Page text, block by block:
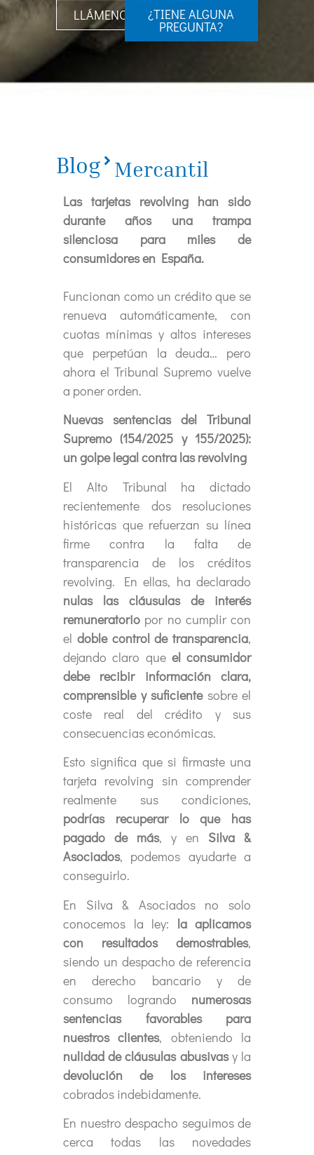
LLÁMENOS ¿TIENE ALGUNA
PREGUNTA?
Blog Mercantil
Las tarjetas revolving han sido
durante años una trampa
silenciosa para miles de
consumidores en España.
Funcionan como un crédito que se
renueva automáticamente, con
cuotas mínimas y altos intereses
que perpetúan la deuda… pero
ahora el Tribunal Supremo vuelve
a poner orden.
Nuevas sentencias del Tribunal
Supremo (154/2025 y 155/2025):
un golpe legal contra las revolving
El Alto Tribunal ha dictado
recientemente dos resoluciones
históricas que refuerzan su línea
firme contra la falta de
transparencia de los créditos
revolving. En ellas, ha declarado
nulas las cláusulas de interés
remuneratorio por no cumplir con
el doble control de transparencia,
dejando claro que el consumidor
debe recibir información clara,
comprensible y suficientesobre el
coste real del crédito y sus
consecuencias económicas.
Esto significa que si firmaste una
tarjeta revolving sin comprender
realmente sus condiciones,
podrías recuperar lo que has
pagado de más, y en Silva &
Asociados, podemos ayudarte a
conseguirlo.
En Silva & Asociados no solo
conocemos la ley: la aplicamos
con resultados demostrables,
siendo un despacho de referencia
en derecho bancario y de
consumo logrando numerosas
sentencias favorables para
nuestros clientes, obteniendo la
nulidad de cláusulas abusivasy la
devolución de los intereses
cobrados indebidamente.
En nuestro despacho seguimos de
cerca todas las novedades